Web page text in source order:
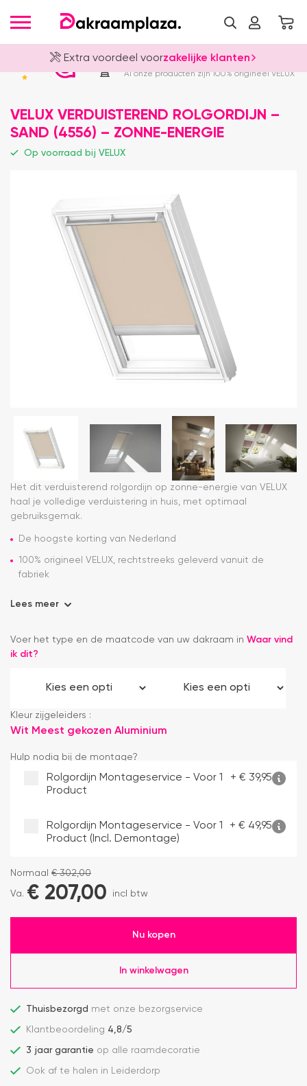
Extra voordeel voorzakelijke klanten
Officieel VELUX Dealer
Al onze producten zijn 100% origineel VELUX
VELUX VERDUISTEREND ROLGORDIJN –
SAND (4556) – ZONNE-ENERGIE
Op voorraad bij VELUX
Het dit verduisterend rolgordijn op zonne-energie van VELUX
haal je volledige verduistering in huis, met optimaal
gebruiksgemak.
De hoogste korting van Nederland
100% origineel VELUX, rechtstreeks geleverd vanuit de
fabriek
Lees meer
Voer het type en de maatcode van uw dakraam in Waar vind
ik dit?
Kleur zijgeleiders :
Wit Meest gekozen Aluminium
Hulp nodig bij de montage?
Rolgordijn Montageservice - Voor 1
Product
+ € 39,95
Rolgordijn Montageservice - Voor 1
Product (incl. Demontage)
+ € 49,95
Normaal €302,00
Va. € 207,00 incl btw
Nu kopen
In winkelwagen
Thuisbezorgd met onze bezorgservice
Klantbeoordeling 4,8/5
3 jaar garantie op alle raamdecoratie
Ook af te halen in Leiderdorp